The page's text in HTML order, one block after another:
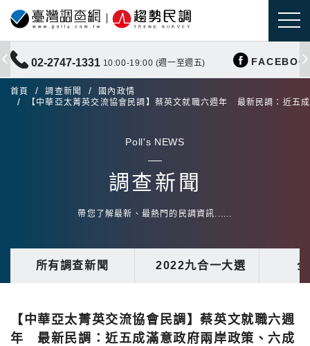
02-2747-1331 10:00-19:00 (週一至週五)
首頁 調查新聞
國內政情
【中華亞太菁英交流協會民調】蔡英文就職六週年 最新民調：近五
Poll's NEWS
調查新聞
帶您了解最新、最熱門的民調資訊......
所有調查新聞 2022九合一大選
【中華亞太菁英交流協會民調】蔡英文就職六週
年 最新民調：近五成滿意政府兩岸政策、六成